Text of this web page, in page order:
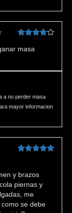
en4de 5
masa
a no perder masa
mayor informacion
y brazos
piernas y
me
se debe